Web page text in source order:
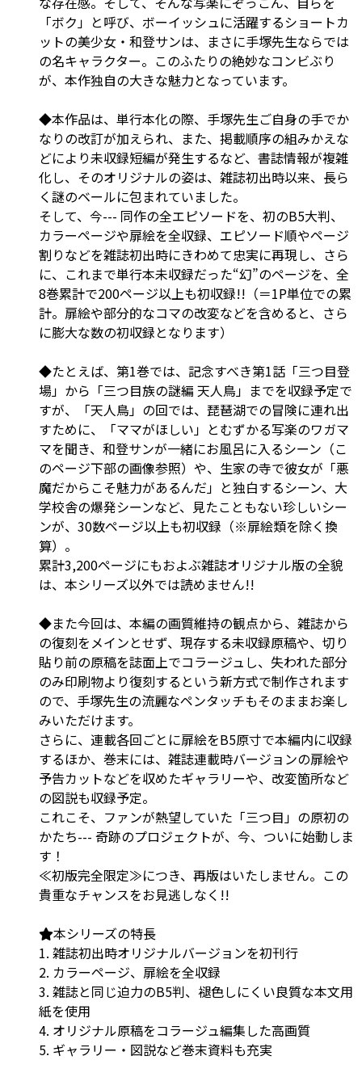
「ボク」と呼び、ボーイッシュに活躍するショートカ
ットの美少女・和登サンは、まさに手塚先生ならでは
の名キャラクター。このふたりの絶妙なコンビぶり
が、本作独自の大きな魅力となっています。
◆本作品は、単行本化の際、手塚先生ご自身の手でか
なりの改訂が加えられ、また、掲載順序の組みかえな
どにより未収録短編が発生するなど、書誌情報が複雑
化し、そのオリジナルの姿は、雑誌初出時以来、長ら
く謎のベールに包まれていました。
そして、今--- 同作の全エピソードを、初のB5大判、
カラーページや扉絵を全収録、エピソード順やページ
割りなどを雑誌初出時にきわめて忠実に再現し、さら
に、これまで単行本未収録だった“幻”のページを、全
8巻累計で200ページ以上も初収録!!（＝1P単位での累
計。扉絵や部分的なコマの改変などを含めると、さら
に膨大な数の初収録となります）
◆たとえば、第1巻では、記念すべき第1話「三つ目登
場」から「三つ目族の謎編 天人鳥」までを収録予定で
すが、「天人鳥」の回では、琵琶湖での冒険に連れ出
すために、「ママがほしい」とむずかる写楽のワガマ
マを聞き、和登サンが一緒にお風呂に入るシーン（こ
のページ下部の画像参照）や、生家の寺で彼女が「悪
魔だからこそ魅力があるんだ」と独白するシーン、大
学校舎の爆発シーンなど、見たこともない珍しいシー
ンが、30数ページ以上も初収録（※扉絵類を除く換
算）。
累計3,200ページにもおよぶ雑誌オリジナル版の全貌
は、本シリーズ以外では読めません!!
◆また今回は、本編の画質維持の観点から、雑誌から
の復刻をメインとせず、現存する未収録原稿や、切り
貼り前の原稿を誌面上でコラージュし、失われた部分
のみ印刷物より復刻するという新方式で制作されます
ので、手塚先生の流麗なペンタッチもそのままお楽し
みいただけます。
さらに、連載各回ごとに扉絵をB5原寸で本編内に収録
するほか、巻末には、雑誌連載時バージョンの扉絵や
予告カットなどを収めたギャラリーや、改変箇所など
の図説も収録予定。
これこそ、ファンが熱望していた「三つ目」の原初の
かたち--- 奇跡のプロジェクトが、今、ついに始動しま
す！
≪初版完全限定≫につき、再版はいたしません。この
貴重なチャンスをお見逃しなく!!
本シリーズの特長
1. 雑誌初出時オリジナルバージョンを初刊行
2. カラーページ、扉絵を全収録
3. 雑誌と同じ迫力のB5判、褪色しにくい良質な本文用
紙を使用
4. オリジナル原稿をコラージュ編集した高画質
5. ギャラリー・図説など巻末資料も充実